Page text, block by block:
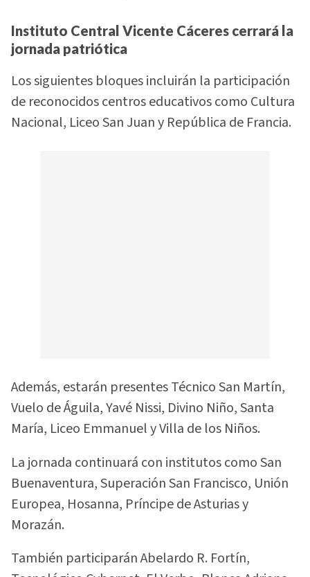
Instituto Central Vicente Cáceres cerrará la
jornada patriótica
Los siguientes bloques incluirán la participación
de reconocidos centros educativos como Cultura
Nacional, Liceo San Juan y República de Francia.
Además, estarán presentes Técnico San Martín,
Vuelo de Águila, Yavé Nissi, Divino Niño, Santa
María, Liceo Emmanuel y Villa de los Niños.
La jornada continuará con institutos como San
Buenaventura, Superación San Francisco, Unión
Europea, Hosanna, Príncipe de Asturias y
Morazán.
También participarán Abelardo R. Fortín,